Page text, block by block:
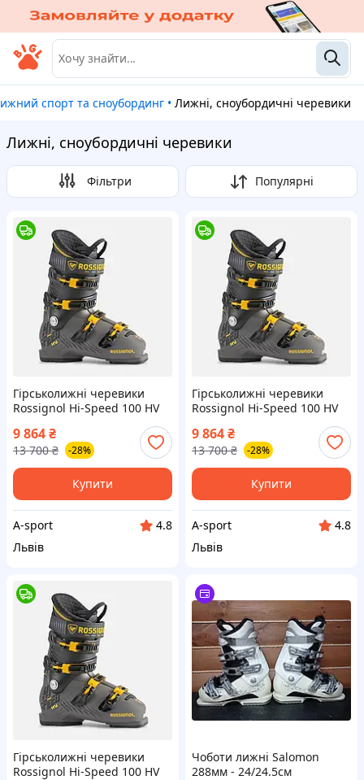
Лижний спорт та сноубординг • Лижні, сноубордичні черевики
Лижні, сноубордичні черевики
Фільтри Популярні
Гірськолижні черевики
Rossignol Hi-Speed ​​​​100 HV
9 864₴
13 700 ₴ -28%
Купити
A-sport
4.8
Львів
Гірськолижні черевики
Rossignol Hi-Speed ​​​​100 HV
9 864₴
13 700 ₴ -28%
Купити
A-sport
4.8
Львів
Гірськолижні черевики
Rossignol Hi-Speed ​​​​100 HV
Чоботи лижні Salomon
288мм - 24/24.5см